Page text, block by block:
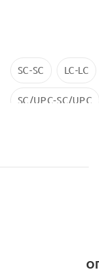
SC-SC LC-LC
SC/UPC-SC/UPC